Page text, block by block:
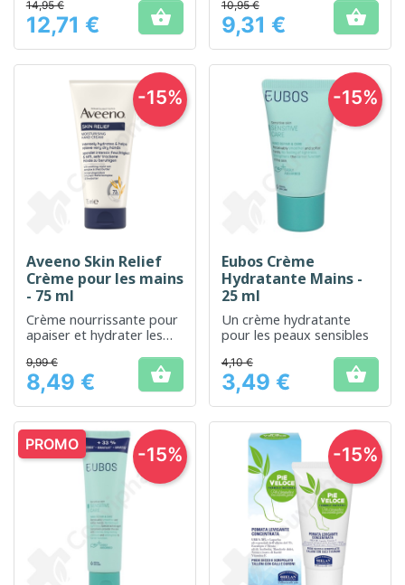
Prix
14,95 €
12,71 €  Prix
10,95 €
9,31 € 
Aveeno Skin Relief
Crème pour les mains
- 75 ml
Crème nourrissante pour
apaiser et hydrater les
Prix
9,99 €
8,49 € 
-15%
Eubos Crème
Hydratante Mains -
25 ml
Un crème hydratante
pour les peaux sensibles
Prix
4,10 €
3,49 € 
-15%
PROMO -15% -15%